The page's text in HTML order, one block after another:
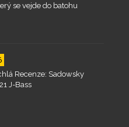
se vejde do batohu
Recenze: Sadowsky
J-Bass